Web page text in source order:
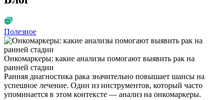
Полезное
Онкомаркеры: какие анализы помогают выявить рак на
ранней стадии
Ранняя диагностика рака значительно повышает шансы на
успешное лечение. Один из инструментов, который часто
упоминается в этом контексте — анализ на онкомаркеры.